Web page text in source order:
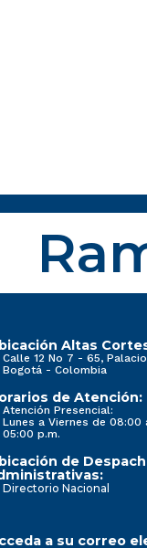
Altas
Calle 12 No 7 - 65,
Bogotá - Colombia
de Atención:
Atención Presencial:
Lunes a Viernes de 08:00
05:00 p.m.
de
Directorio Nacional
a su correo